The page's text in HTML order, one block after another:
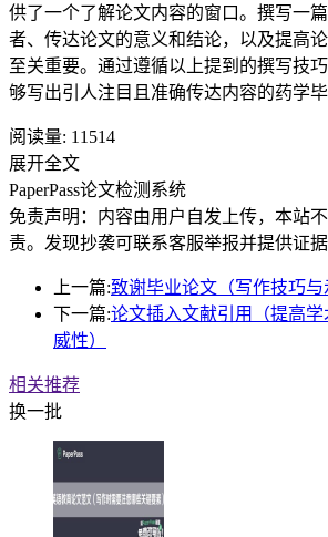
供了一个了解论文内容的窗口。撰写一
者、传达论文的意义和结论，以及提高
至关重要。通过遵循以上提到的撰写技
够写出引人注目且准确传达内容的药学毕
阅读量: 11514
展开全文
PaperPass论文检测系统
免责声明：内容由用户自发上传，本站
责。发现抄袭可联系客服举报并提供证据
上一篇:致谢毕业论文（写作技巧与
下一篇:论文插入文献引用（提高
威性）
相关推荐
换一批